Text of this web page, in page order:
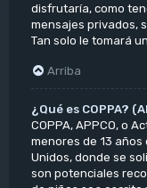
disfrutaría, como
mensajes privados,
Tan solo le tomará
Arriba
¿Qué es COPPA?
COPPA, APPCO, o
menores de 13 años
Unidos, donde se
son potenciales